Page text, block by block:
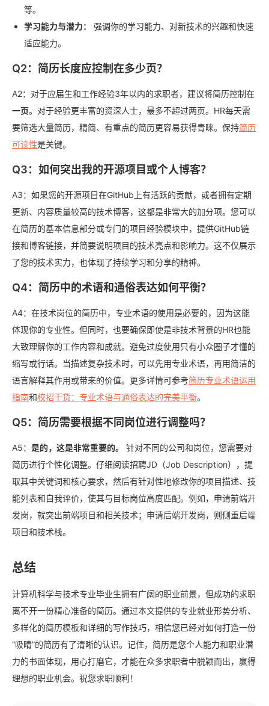
等。
学习能力与潜力：
强调你的学习能力、对新技术的兴趣和快速
适应能力。
Q2：简历长度应控制在多少页？
A2：对于应届生和工作经验3年以内的求职者，建议将简历控制在
一页。对于经验更丰富的资深人士，最多不超过两页。HR每天需
要筛选大量简历，精简、有重点的简历更容易获得青睐。保持简历
可读性是关键。
Q3：如何突出我的开源项目或个人博客？
A3：如果您的开源项目在GitHub上有活跃的贡献，或者拥有定期
更新、内容质量较高的技术博客，这都是非常大的加分项。您可以
在简历的基本信息部分或专门的项目经验模块中，提供GitHub链
接和博客链接，并简要说明项目的技术亮点和影响力。这不仅展示
了您的技术实力，也体现了持续学习和分享的精神。
Q4：简历中的术语和通俗表达如何平衡？
A4：在技术岗位的简历中，专业术语的使用是必要的，因为这能
体现你的专业性。但同时，也要确保即使是非技术背景的HR也能
大致理解你的工作内容和成就。避免过度使用只有小众圈子才懂的
缩写或行话。当描述复杂技术时，可以先用专业术语，再用简洁的
语言解释其作用或带来的价值。更多详情可参考简历专业术语运用
指南和校招干货：专业术语与通俗表达的完美平衡。
Q5：简历需要根据不同岗位进行调整吗？
A5： 是的，这是非常重要的。
针对不同的公司和岗位，您需要对
简历进行个性化调整。仔细阅读招聘JD（Job Description），提
取其中关键词和核心要求，然后有针对性地修改你的项目描述、技
能列表和自我评价，使其与目标岗位高度匹配。例如，申请前端开
发岗，就突出前端项目和相关技术；申请后端开发岗，则侧重后端
项目和技术栈。
总结
计算机科学与技术专业毕业生拥有广阔的职业前景，但成功的求职
离不开一份精心准备的简历。通过本文提供的专业就业形势分析、
多样化的简历模板和详细的写作技巧，相信您已经对如何打造一份
“吸睛”的简历有了清晰的认识。记住，简历是您个人能力和职业潜
力的书面体现，用心打磨它，才能在众多求职者中脱颖而出，赢得
理想的职业机会。祝您求职顺利！